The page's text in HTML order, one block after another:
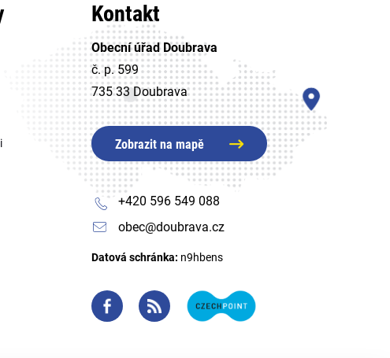
Kontakt
Obecní úřad Doubrava
č. p. 599
735 33 Doubrava
Zobrazit na mapě
+420 596 549 088
obec@doubrava.cz
Datová schránka: n9hbens